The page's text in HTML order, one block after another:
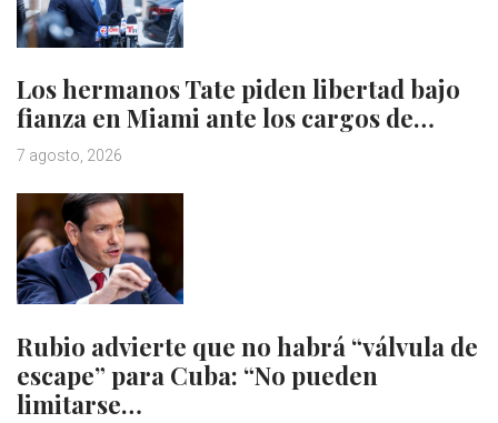
Los hermanos Tate piden libertad bajo
fianza en Miami ante los cargos de…
7 agosto, 2026
Rubio advierte que no habrá “válvula de
escape” para Cuba: “No pueden
limitarse…